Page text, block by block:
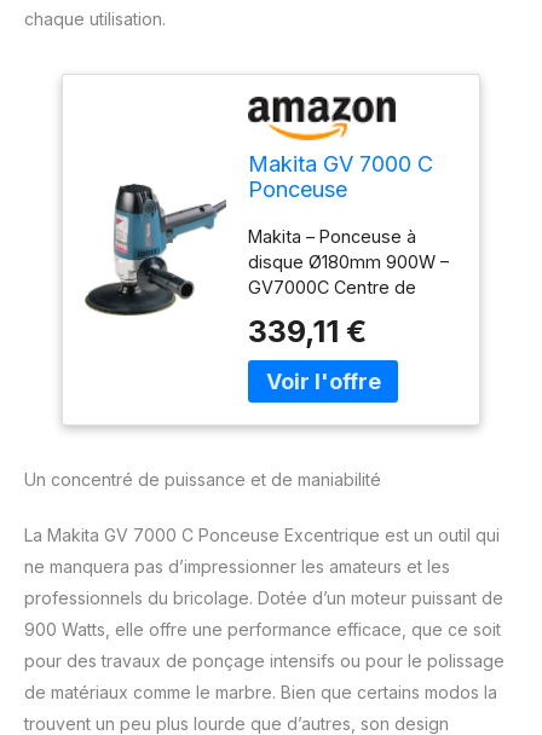
chaque utilisation.
Makita GV 7000 C
Ponceuse
180mm 900W
Makita – Ponceuse à
disque Ø180mm 900W –
GV7000C Centre de
confort d'utilisation
Protection de la machine
contre les poussières
339,11 €
Un concentré de puissance et de maniabilité
La Makita GV 7000 C Ponceuse Excentrique est un outil qui
ne manquera pas d’impressionner les amateurs et les
professionnels du bricolage. Dotée d’un moteur puissant de
900 Watts, elle offre une performance efficace, que ce soit
pour des travaux de ponçage intensifs ou pour le polissage
de matériaux comme le marbre. Bien que certains modos la
trouvent un peu plus lourde que d’autres, son design